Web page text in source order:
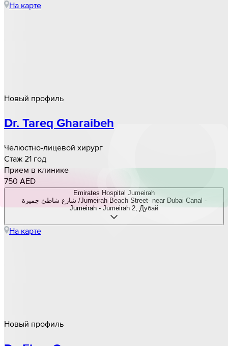
На карте
Новый профиль
Dr. Tareq Gharaibeh
Челюстно-лицевой хирург
Стаж 21 год
Прием в клинике
750 AED
Emirates Hospital Jumeirah
شارع شاطئ جميرة /Jumeirah Beach Street- near Dubai Canal -
Jumeirah - Jumeirah 2, Дубай
На карте
Новый профиль